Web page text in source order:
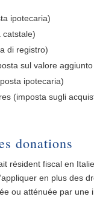
ipotecaria)
catstale)
di registro)
sul valore aggiunto
ipotecaria)
(imposta sugli
donations
résident fiscal en
en plus des
ou atténuée par une